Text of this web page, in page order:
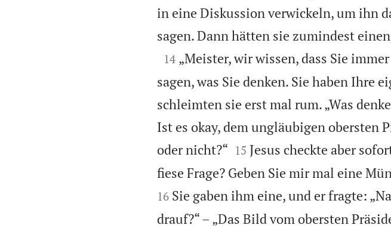
in eine Diskussion verwickeln, um ihn
sagen. Dann hätten sie zumindest

14 „Meister, wir wissen, dass Sie
sagen, was Sie denken. Sie haben Ihre
schleimten sie erst mal rum. „Was
Ist es okay, dem ungläubigen obersten
oder nicht?“
15 Jesus checkte aber
fiese Frage? Geben Sie mir mal eine
16 Sie gaben ihm eine, und er fragte:
drauf?“ – „Das Bild vom obersten